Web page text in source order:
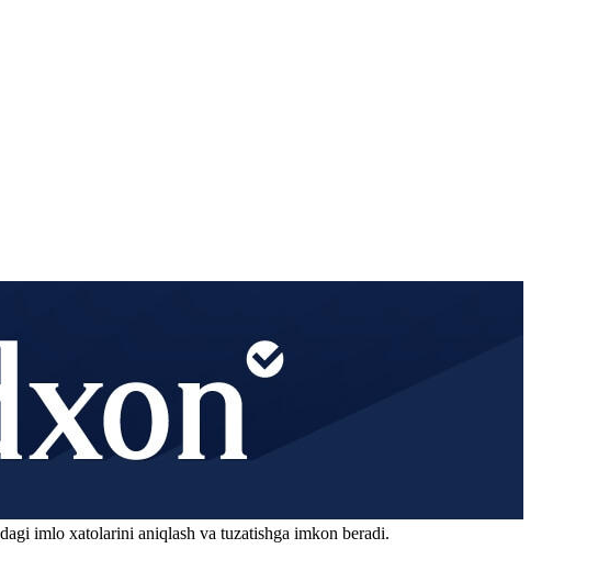
imlo xatolarini aniqlash va tuzatishga imkon beradi.